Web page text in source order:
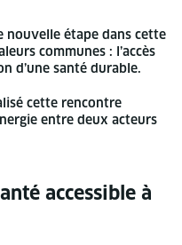
nouvelle étape dans cette
communes : l’accès
d’une santé durable.
cette rencontre
entre deux acteurs
accessible à